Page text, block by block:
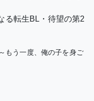
る転生BL・待望の第2
もう一度、俺の子を身ご